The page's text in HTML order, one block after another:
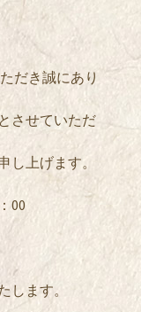
だき誠にあり
させていただ
し上げます。
00
します。